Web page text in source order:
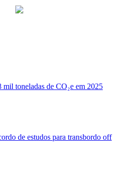
toneladas de CO₂e em 2025
de estudos para transbordo off